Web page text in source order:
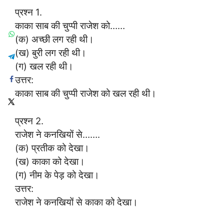
प्रश्न 1.
काका साब की चुप्पी राजेश को……
(क) अच्छी लग रही थी।
(ख) बुरी लग रही थी।
(ग) खल रही थी।
उत्तर:
काका साब की चुप्पी राजेश को खल रही थी।
प्रश्न 2.
राजेश ने कनखियों से…….
(क) प्रतीक को देखा।
(ख) काका को देखा।
(ग) नीम के पेड़ को देखा।
उत्तर:
राजेश ने कनखियों से काका को देखा।